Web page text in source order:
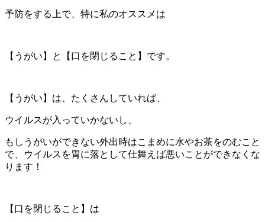
予防をする上で、特に私のオススメは
【うがい】と【口を閉じること】です。
【うがい】は、たくさんしていれば、
ウイルスが入っていかないし、
もしうがいができない外出時はこまめに水やお茶をのむこと
で、ウイルスを胃に落として仕舞えば悪いことができなくな
ります！
【口を閉じること】は